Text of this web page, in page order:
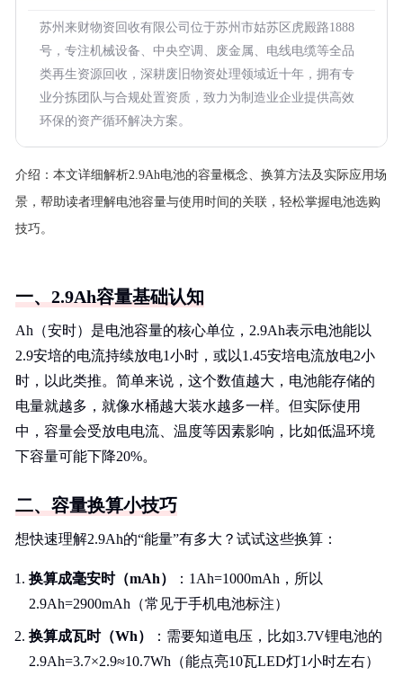
苏州来财物资回收有限公司位于苏州市姑苏区虎殿路1888
号，专注机械设备、中央空调、废金属、电线电缆等全品
类再生资源回收，深耕废旧物资处理领域近十年，拥有专
业分拣团队与合规处置资质，致力为制造业企业提供高效
环保的资产循环解决方案。
介绍： 本文详细解析2.9Ah电池的容量概念、换算方法及实际应用场
景，帮助读者理解电池容量与使用时间的关联，轻松掌握电池选购
技巧。
一、2.9Ah容量基础认知
Ah（安时）是电池容量的核心单位，2.9Ah表示电池能以
2.9安培的电流持续放电1小时，或以1.45安培电流放电2小
时，以此类推。简单来说，这个数值越大，电池能存储的
电量就越多，就像水桶越大装水越多一样。但实际使用
中，容量会受放电电流、温度等因素影响，比如低温环境
下容量可能下降20%。
二、容量换算小技巧
想快速理解2.9Ah的“能量”有多大？试试这些换算：
换算成毫安时（mAh）
：1Ah=1000mAh，所以
2.9Ah=2900mAh（常见于手机电池标注）
换算成瓦时（Wh）
：需要知道电压，比如3.7V锂电池的
2.9Ah=3.7×2.9≈10.7Wh（能点亮10瓦LED灯1小时左右）